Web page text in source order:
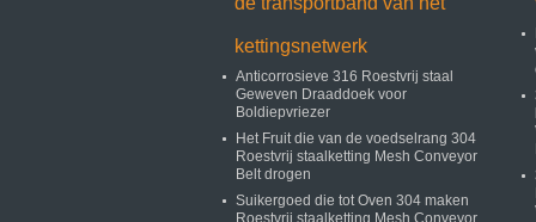
kettingsnetwerk
Anticorrosieve 316 Roestvrij staal
Geweven Draaddoek voor
Boldiepvriezer
Het Fruit die van de voedselrang 304
Roestvrij staalketting Mesh Conveyor
Belt drogen
Suikergoed die tot Oven 304 maken
Roestvrij staalketting Mesh Conveyor